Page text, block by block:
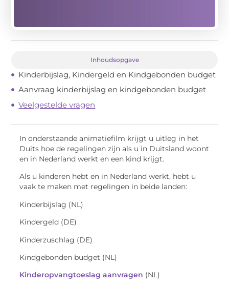
Inhoudsopgave
Kinderbijslag, Kindergeld en Kindgebonden budget
Aanvraag kinderbijslag en kindgebonden budget
Veelgestelde vragen
In onderstaande animatiefilm krijgt u uitleg in het
Duits hoe de regelingen zijn als u in Duitsland woont
en in Nederland werkt en een kind krijgt.
Als u kinderen hebt en in Nederland werkt, hebt u
vaak te maken met regelingen in beide landen:
Kinderbijslag (NL)
Kindergeld (DE)
Kinderzuschlag (DE)
Kindgebonden budget (NL)
Kinderopvangtoeslag aanvragen (NL)